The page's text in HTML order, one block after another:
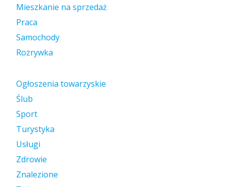
Mieszkanie na sprzedaż
Praca
Samochody
Rozrywka
Ogłoszenia towarzyskie
Ślub
Sport
Turystyka
Usługi
Zdrowie
Znalezione